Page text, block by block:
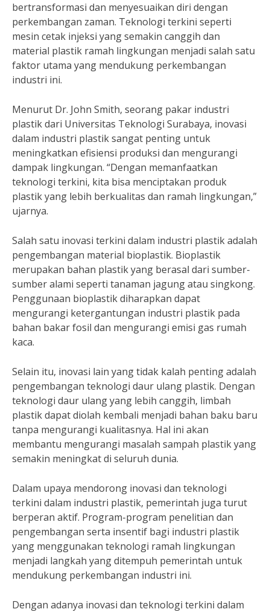
bertransformasi dan menyesuaikan diri dengan
perkembangan zaman. Teknologi terkini seperti
mesin cetak injeksi yang semakin canggih dan
material plastik ramah lingkungan menjadi salah satu
faktor utama yang mendukung perkembangan
industri ini.
Menurut Dr. John Smith, seorang pakar industri
plastik dari Universitas Teknologi Surabaya, inovasi
dalam industri plastik sangat penting untuk
meningkatkan efisiensi produksi dan mengurangi
dampak lingkungan. “Dengan memanfaatkan
teknologi terkini, kita bisa menciptakan produk
plastik yang lebih berkualitas dan ramah lingkungan,”
ujarnya.
Salah satu inovasi terkini dalam industri plastik adalah
pengembangan material bioplastik. Bioplastik
merupakan bahan plastik yang berasal dari sumber-
sumber alami seperti tanaman jagung atau singkong.
Penggunaan bioplastik diharapkan dapat
mengurangi ketergantungan industri plastik pada
bahan bakar fosil dan mengurangi emisi gas rumah
kaca.
Selain itu, inovasi lain yang tidak kalah penting adalah
pengembangan teknologi daur ulang plastik. Dengan
teknologi daur ulang yang lebih canggih, limbah
plastik dapat diolah kembali menjadi bahan baku baru
tanpa mengurangi kualitasnya. Hal ini akan
membantu mengurangi masalah sampah plastik yang
semakin meningkat di seluruh dunia.
Dalam upaya mendorong inovasi dan teknologi
terkini dalam industri plastik, pemerintah juga turut
berperan aktif. Program-program penelitian dan
pengembangan serta insentif bagi industri plastik
yang menggunakan teknologi ramah lingkungan
menjadi langkah yang ditempuh pemerintah untuk
mendukung perkembangan industri ini.
Dengan adanya inovasi dan teknologi terkini dalam